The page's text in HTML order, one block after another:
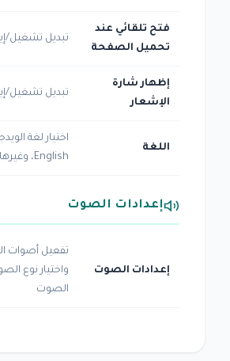
فتح تلقائي عند
تحميل الصفحة
تبديل تشغيل/
إظهار شارة
الإشعار
تبديل تشغيل/
اللغة
اختيار لغة
English، وغيرها)
إعدادات الصوت
إعدادات الصوت
تفعيل أصوات
واختيار نوع
الصوت